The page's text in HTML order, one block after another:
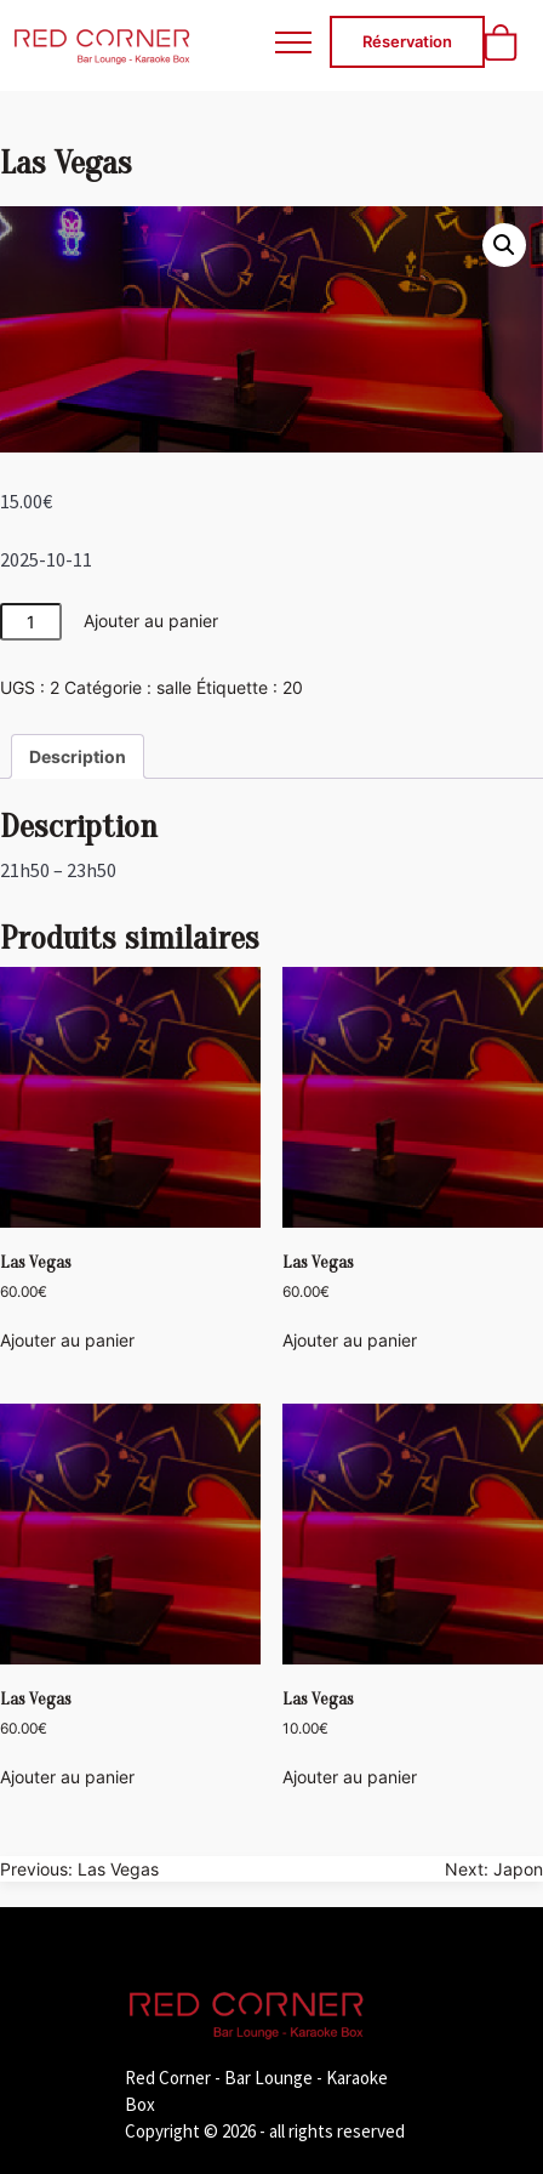
RED CORNER
Réservation
Las Vegas
15.00€
2025-10-11
quantité
de
Vegas
Ajouter au panier
UGS : 2 Catégorie : salle Étiquette : 20
Description
Description
21h50 – 23h50
Produits similaires
Las Vegas
60.00€
Ajouter au panier
Las Vegas
60.00€
Ajouter au panier
Las Vegas
60.00€
Ajouter au panier
Las Vegas
10.00€
Ajouter au panier
Navigation
de
Previous: Las Vegas Next: Japon
Red Corner - Bar Lounge - Karaoke
Box
Copyright © 2026 - all rights reserved